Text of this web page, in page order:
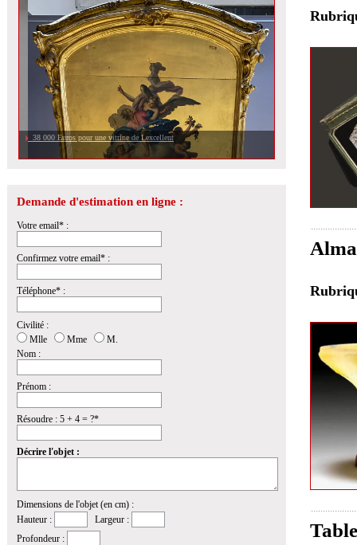
38 000 Euros pour une vitrine de Lexcellent
Demande d'estimation en ligne :
Votre email* :
Confirmez votre email* :
Téléphone* :
Civilité :
Mlle
Mme
M.
Nom :
Prénom :
Résoudre : 5 + 4 = ?*
Décrire l'objet :
Dimensions de l'objet (en cm) :
Hauteur :
Largeur :
Profondeur :